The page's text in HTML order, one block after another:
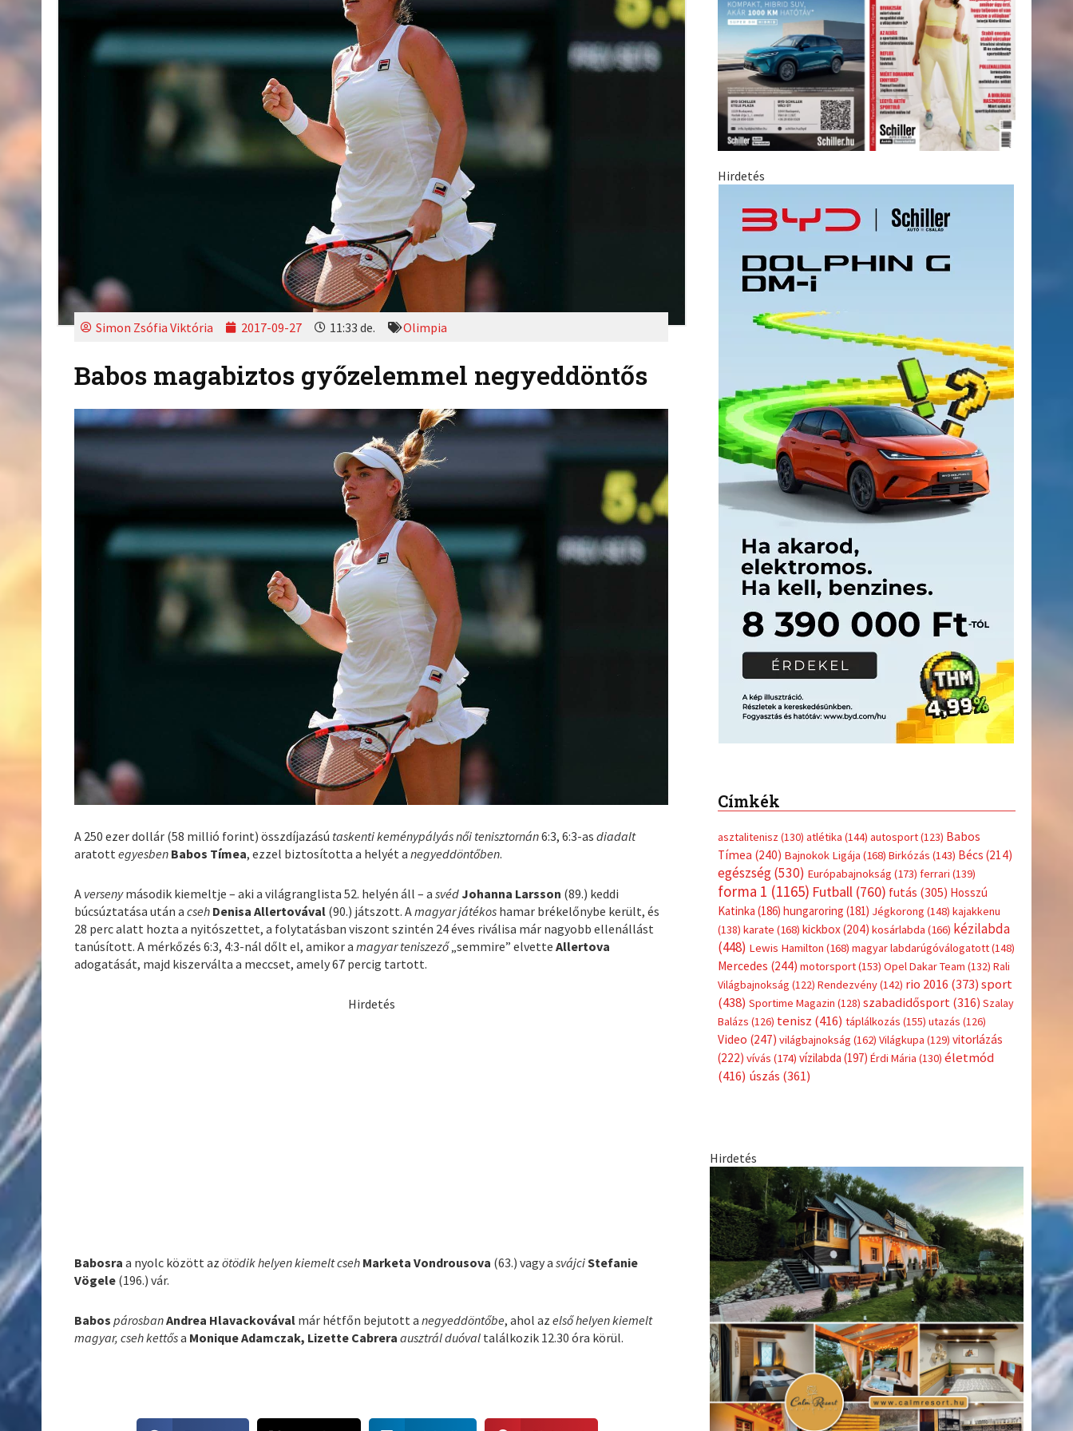
Simon Zsófia Viktória 2017-09-27 11:33 de. Olimpia
Babos magabiztos győzelemmel negyeddöntős
A 250 ezer dollár (58 millió forint) összdíjazású taskenti keménypályás női tenisztornán6:3, 6:3-asdiadalt
aratottegyesben Babos Tímea, ezzel biztosította a helyét anegyeddöntőben.
A versenymásodik kiemeltje – aki a világranglista 52. helyén áll – asvédJohanna Larsson (89.) keddi
búcsúztatása után acseh Denisa Allertovával (90.) játszott. Amagyar játékos hamar brékelőnybe került, és
28 perc alatt hozta a nyitószettet, a folytatásban viszont szintén 24 éves riválisa már nagyobb ellenállást
tanúsított. A mérkőzés 6:3, 4:3-nál dőlt el, amikor amagyar teniszező„semmire” elvetteAllertova
adogatását, majd kiszerválta a meccset, amely 67 percig tartott.
Hirdetés
Babosra a nyolc között az ötödik helyen kiemelt cseh Marketa Vondrousova (63.) vagy asvájciStefanie
Vögele (196.) vár.
Babos párosbanAndrea Hlavackovával már hétfőn bejutott anegyeddöntőbe, ahol azelső helyen kiemelt
magyar, cseh kettősa Monique Adamczak, Lizette Cabrera ausztrál duóval találkozik 12.30 óra körül.
Hirdetés
Címkék
asztalitenisz (130) atlétika (144) autosport(123) Babos
Tímea (240) Bajnokok Ligája (168) Birkózás (143) Bécs (214)
egészség(530) Európabajnokság (173) ferrari (139)
forma 1 (1165) Futball(760) futás (305) Hosszú
Katinka (186) hungaroring (181) Jégkorong (148) kajakkenu
(138) karate (168) kickbox(204) kosárlabda (166) kézilabda
(448) Lewis Hamilton (168) magyar labdarúgóválogatott(148)
Mercedes (244) motorsport(153) Opel Dakar Team (132) Rali
Világbajnokság (122) Rendezvény(142) rio 2016 (373) sport
(438) Sportime Magazin (128) szabadidősport (316) Szalay
Balázs (126) tenisz (416) táplálkozás (155) utazás (126)
Video (247) világbajnokság (162) Világkupa (129) vitorlázás
(222) vívás (174) vízilabda (197) Érdi Mária (130) életmód
(416) úszás (361)
Hirdetés